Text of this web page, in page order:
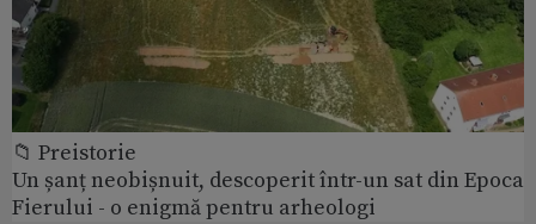
📁 Preistorie
Un șanț neobișnuit, descoperit într-un sat din Epoca
Fierului - o enigmă pentru arheologi